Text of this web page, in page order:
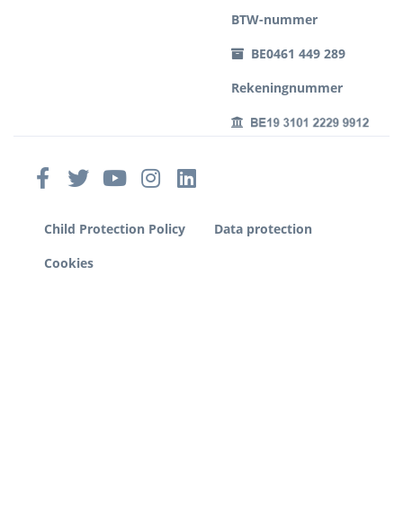
BTW-nummer
BE0461 449 289
Rekeningnummer
Child Protection Policy
Data protection
Cookies